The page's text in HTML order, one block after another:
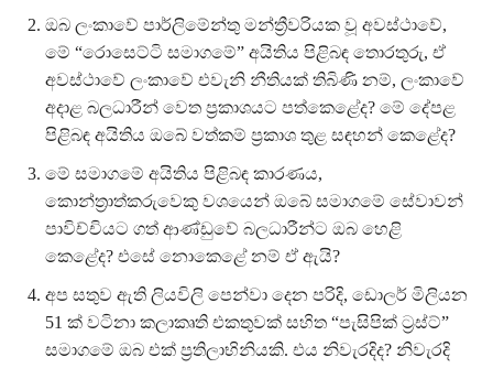
ඔබ ලංකාවේ පාර්ලිමේන්තු මන්ත්‍රීවරියක වූ අවස්ථාවේ,
මේ “රොසෙට්ටි සමාගමේ” අයිතිය පිළිබඳ තොරතුරු, ඒ
අවස්ථාවේ ලංකාවේ එවැනි නීතියක් තිබිණි නම්, ලංකාවේ
අදාළ බලධාරීන් වෙත ප්‍රකාශයට පත්කෙළේද? මේ දේපළ
පිළිබඳ අයිතිය ඔබේ වත්කම් ප්‍රකාශ තුළ සඳහන් කෙළේද?
මේ සමාගමේ අයිතිය පිළිබඳ කාරණය,
කොන්ත්‍රාත්කරුවෙකු වශයෙන් ඔබේ සමාගමේ සේවාවන්
පාවිච්චියට ගත් ආණ්ඩුවේ බලධාරීන්ට ඔබ හෙළි
කෙළේද? එසේ නොකෙළේ නම් ඒ ඇයි?
අප සතුව ඇති ලියවිලි පෙන්වා දෙන පරිදි, ඩොලර් මිලියන
51 ක් වටිනා කලාකෘති එකතුවක් සහිත “පැසිපික් ට්‍රස්ට්”
සමාගමේ ඔබ එක් ප්‍රතිලාභිනියකි. එය නිවැරදිද? නිවැරදි